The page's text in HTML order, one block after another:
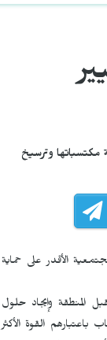
مكتسباتها وترسيخ
الأقدر على حماية
المنطقة وإيجاد حلول
القوة الأكثر